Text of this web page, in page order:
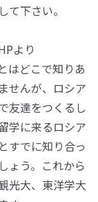
下さい。
より
はどこで知りあ
せんが、ロシア
友達をつくるし
学に来るロシア
すでに知り合っ
ょう。これから
光大、東洋学大